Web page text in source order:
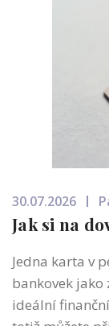
30.07.2026
Jak si na
Jedna karta v
bankovek
ideální